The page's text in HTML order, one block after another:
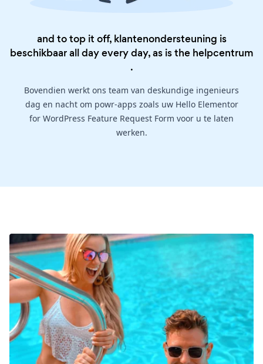
and to top it off, klantenondersteuning is
beschikbaar all day every day, as is the helpcentrum
.
Bovendien werkt ons team van deskundige ingenieurs
dag en nacht om powr-apps zoals uw Hello Elementor
for WordPress Feature Request Form voor u te laten
werken.